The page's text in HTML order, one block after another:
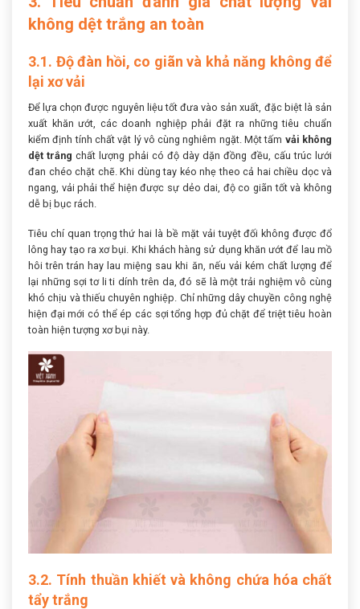
không dệt trắng an toàn
3.1. Độ đàn hồi, co giãn và khả năng không để
lại xơ vải
Để lựa chọn được nguyên liệu tốt đưa vào sản xuất, đặc biệt là sản
xuất khăn ướt, các doanh nghiệp phải đặt ra những tiêu chuẩn
kiểm định tính chất vật lý vô cùng nghiêm ngặt. Một tấm vải không
dệt trắng chất lượng phải có độ dày dặn đồng đều, cấu trúc lưới
đan chéo chặt chẽ. Khi dùng tay kéo nhẹ theo cả hai chiều dọc và
ngang, vải phải thể hiện được sự dẻo dai, độ co giãn tốt và không
dễ bị bục rách.
Tiêu chí quan trọng thứ hai là bề mặt vải tuyệt đối không được đổ
lông hay tạo ra xơ bụi. Khi khách hàng sử dụng khăn ướt để lau mồ
hôi trên trán hay lau miệng sau khi ăn, nếu vải kém chất lượng để
lại những sợi tơ li ti dính trên da, đó sẽ là một trải nghiệm vô cùng
khó chịu và thiếu chuyên nghiệp. Chỉ những dây chuyền công nghệ
hiện đại mới có thể ép các sợi tổng hợp đủ chặt để triệt tiêu hoàn
toàn hiện tượng xơ bụi này.
3.2. Tính thuần khiết và không chứa hóa chất
tẩy trắng